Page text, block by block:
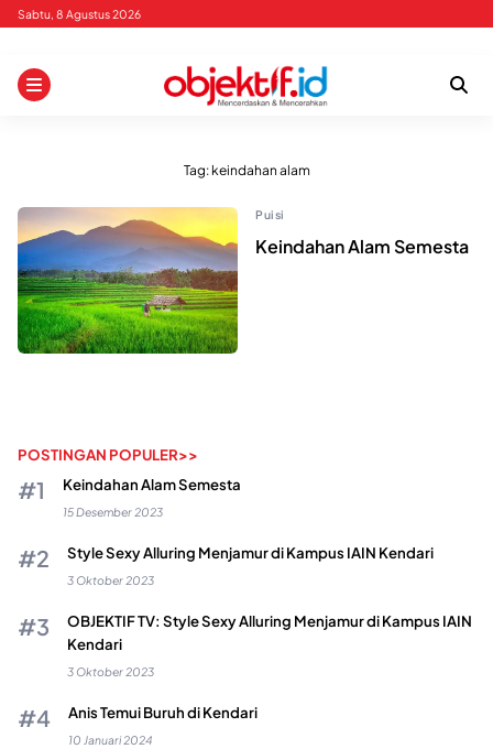
Skip
content
Sabtu, 8 Agustus 2026
Tag: keindahan alam
Puisi
Keindahan Alam Semesta
POSTINGAN POPULER>>
Keindahan Alam Semesta
15 Desember 2023
Style Sexy Alluring Menjamur di Kampus IAIN Kendari
3 Oktober 2023
OBJEKTIF TV: Style Sexy Alluring Menjamur di Kampus IAIN
Kendari
3 Oktober 2023
Anis Temui Buruh di Kendari
10 Januari 2024